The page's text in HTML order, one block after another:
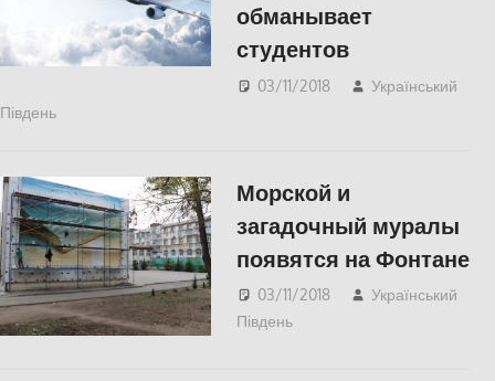
обманывает
студентов
03/11/2018
Український
Південь
Морской и
загадочный муралы
появятся на Фонтане
03/11/2018
Український
Південь